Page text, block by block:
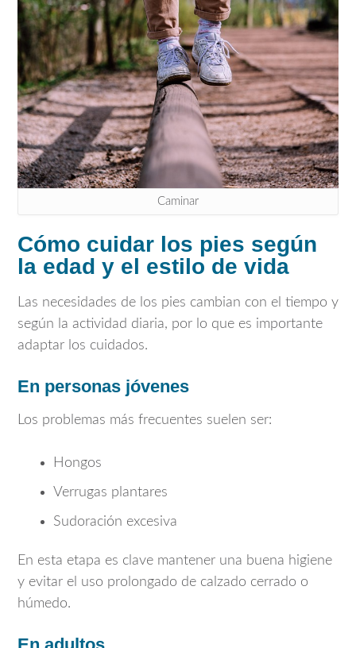
Caminar
Cómo cuidar los pies según
la edad y el estilo de vida
Las necesidades de los pies cambian con el tiempo y
según la actividad diaria, por lo que es importante
adaptar los cuidados.
En personas jóvenes
Los problemas más frecuentes suelen ser:
Hongos
Verrugas plantares
Sudoración excesiva
En esta etapa es clave mantener una buena higiene
y evitar el uso prolongado de calzado cerrado o
húmedo.